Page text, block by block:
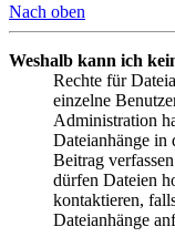
Nach oben
Weshalb kann ich
Rechte für
einzelne
Administration
Dateianhänge in
Beitrag
dürfen Dateien
kontaktieren,
Dateianhänge